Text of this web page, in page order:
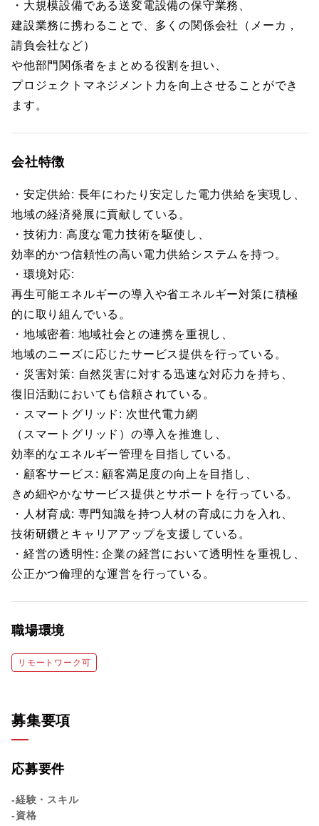
・大規模設備である送変電設備の保守業務、
建設業務に携わることで、多くの関係会社（メーカ，
請負会社など）
や他部門関係者をまとめる役割を担い、
プロジェクトマネジメント力を向上させることができ
ます。
会社特徴
・安定供給: 長年にわたり安定した電力供給を実現し、
地域の経済発展に貢献している。
・技術力: 高度な電力技術を駆使し、
効率的かつ信頼性の高い電力供給システムを持つ。
・環境対応:
再生可能エネルギーの導入や省エネルギー対策に積極
的に取り組んでいる。
・地域密着: 地域社会との連携を重視し、
地域のニーズに応じたサービス提供を行っている。
・災害対策: 自然災害に対する迅速な対応力を持ち、
復旧活動においても信頼されている。
・スマートグリッド: 次世代電力網
（スマートグリッド）の導入を推進し、
効率的なエネルギー管理を目指している。
・顧客サービス: 顧客満足度の向上を目指し、
きめ細やかなサービス提供とサポートを行っている。
・人材育成: 専門知識を持つ人材の育成に力を入れ、
技術研鑽とキャリアアップを支援している。
・経営の透明性: 企業の経営において透明性を重視し、
公正かつ倫理的な運営を行っている。
職場環境
リモートワーク可
募集要項
応募要件
-経験・スキル
-資格